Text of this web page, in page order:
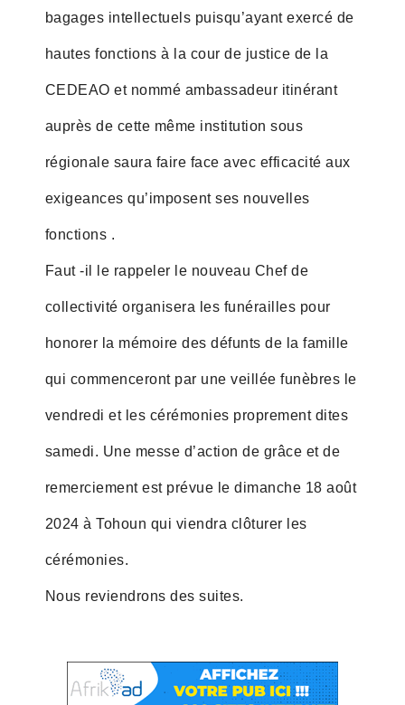
bagages intellectuels puisqu’ayant exercé de
hautes fonctions à la cour de justice de la
CEDEAO et nommé ambassadeur itinérant
auprès de cette même institution sous
régionale saura faire face avec efficacité aux
exigeances qu’imposent ses nouvelles
fonctions .
Faut -il le rappeler le nouveau Chef de
collectivité organisera les funérailles pour
honorer la mémoire des défunts de la famille
qui commenceront par une veillée funèbres le
vendredi et les cérémonies proprement dites
samedi. Une messe d’action de grâce et de
remerciement est prévue le dimanche 18 août
2024 à Tohoun qui viendra clôturer les
cérémonies.
Nous reviendrons des suites.